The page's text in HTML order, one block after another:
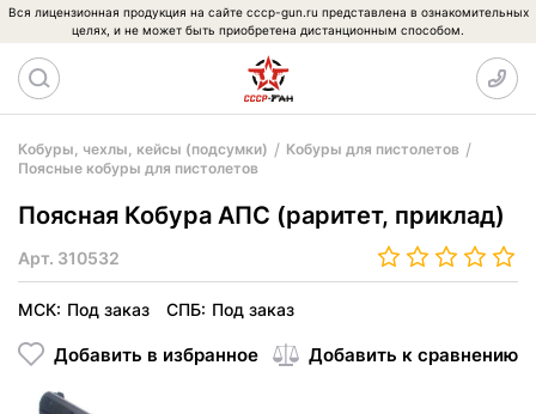
Вся лицензионная продукция на сайте cccp-gun.ru представлена в ознакомительных
целях, и не может быть приобретена дистанционным способом.
Кобуры, чехлы, кейсы (подсумки)
Кобуры для пистолетов
Поясные кобуры для пистолетов
Поясная Кобура АПС (раритет, приклад)
Арт. 310532
МСК: Под заказ СПБ: Под заказ
Добавить в избранное Добавить к сравнению